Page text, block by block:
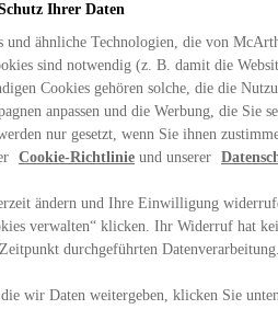
Ihrer Daten
und ähnliche Technologien, die von
sind notwendig (z. B. damit die
Cookies gehören solche, die die
anpassen und die Werbung, die Sie
nur gesetzt, wenn Sie ihnen
Cookie-Richtlinie und unserer
ändern und Ihre Einwilligung
verwalten“ klicken. Ihr Widerruf hat
durchgeführten Datenverarbeitung.
wir Daten weitergeben, klicken Sie